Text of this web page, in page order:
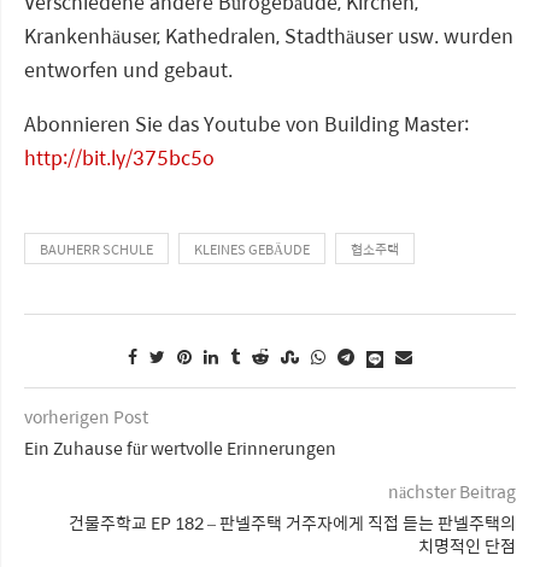
Krankenhäuser, Kathedralen, Stadthäuser usw. wurden
entworfen und gebaut.
Abonnieren Sie das Youtube von Building Master:
http://bit.ly/375bc5o
BAUHERR SCHULE KLEINES GEBÄUDE 협소주택
vorherigen Post
Ein Zuhause für wertvolle Erinnerungen
nächster Beitrag
건물주학교 EP 182 – 판넬주택 거주자에게 직접 듣는 판넬주택의
치명적인 단점